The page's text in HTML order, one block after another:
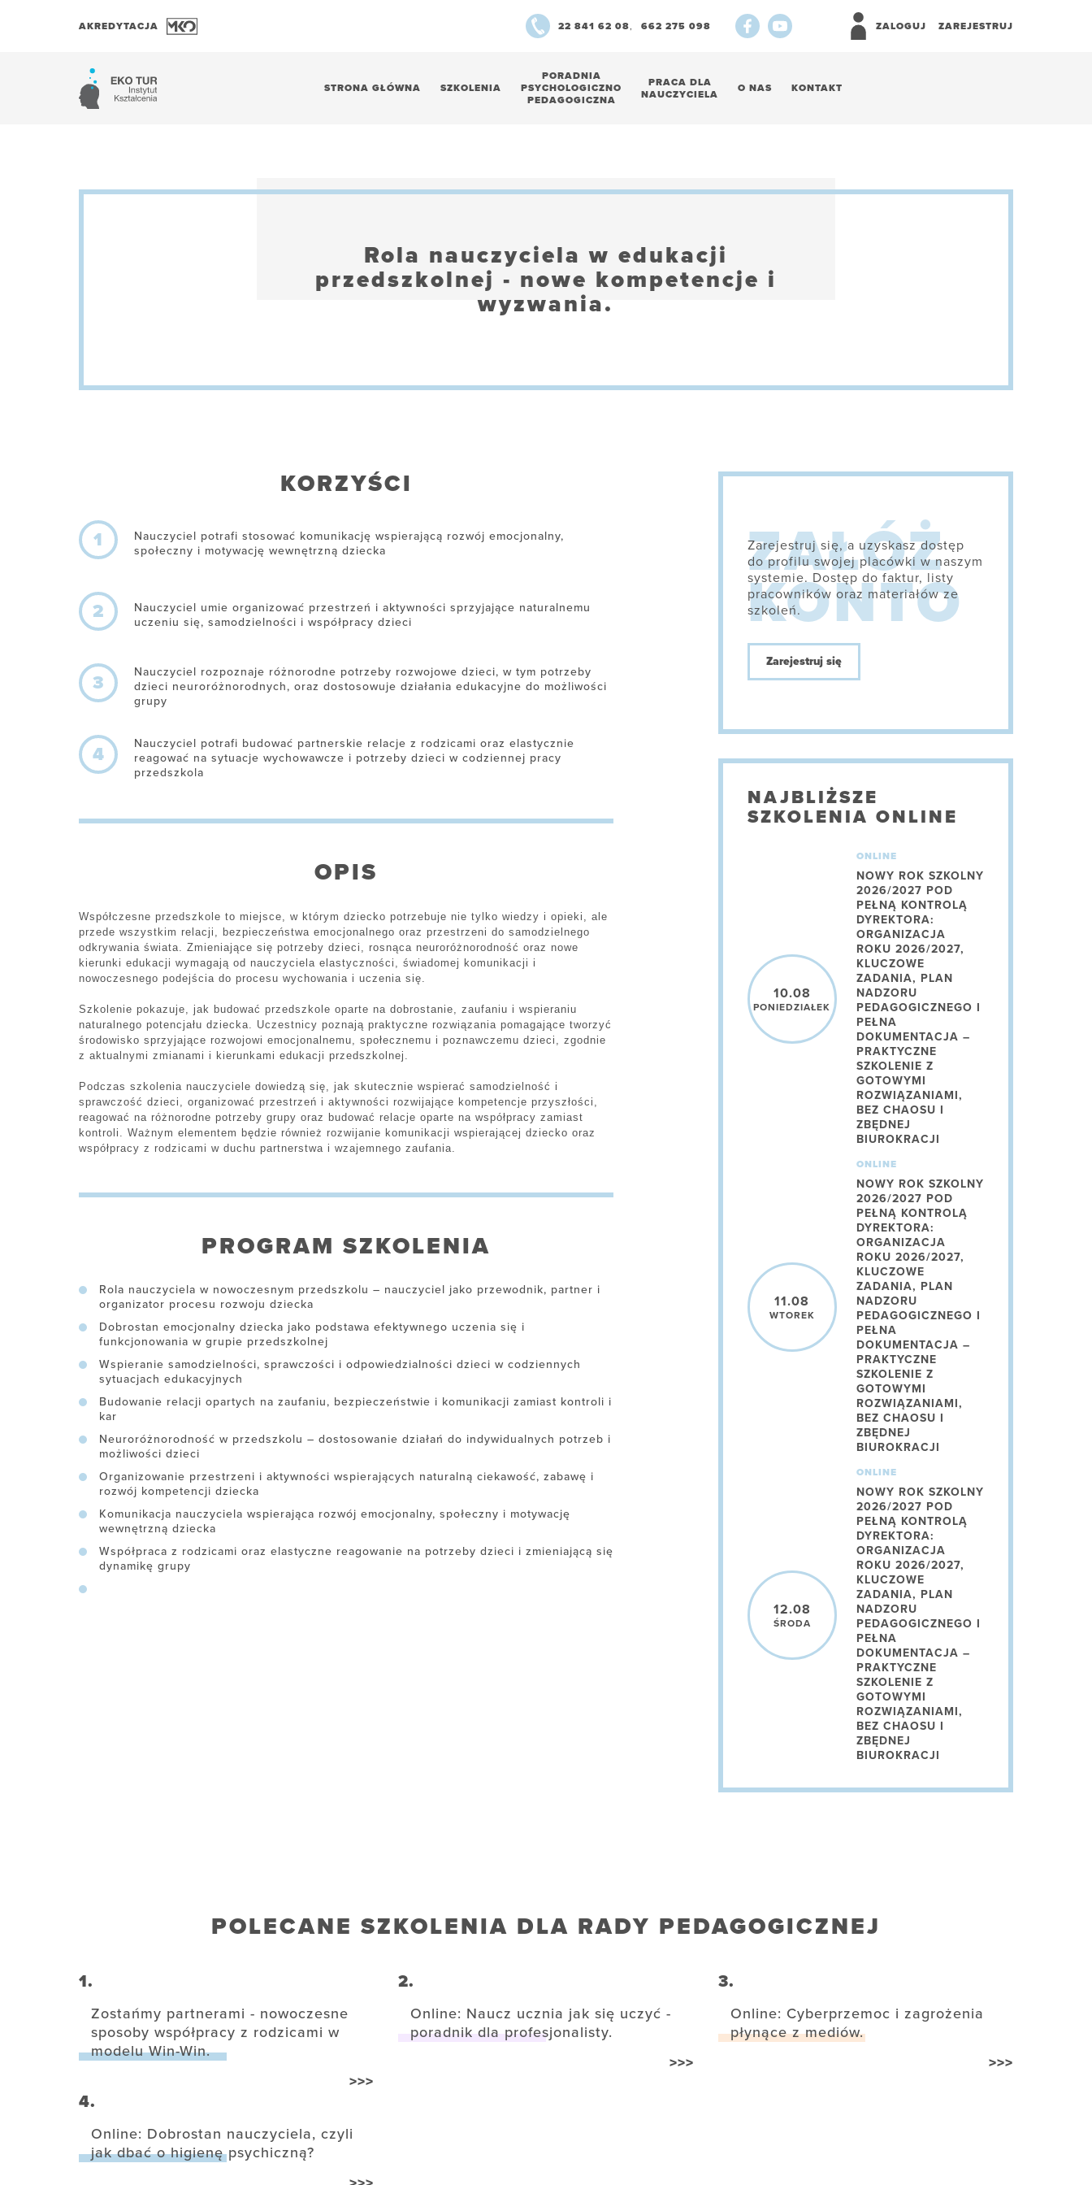
AKREDYTACJA 22 841 62 08 662 275 098 ZALOGUJ ZAREJESTRUJ
STRONA GŁÓWNA SZKOLENIA
PORADNIA
PSYCHOLOGICZNO
PEDAGOGICZNA
PRACA DLA
NAUCZYCIELA
O NAS KONTAKT
Rola nauczyciela w edukacji
przedszkolnej - nowe kompetencje i
wyzwania.
KORZYŚCI
1
Nauczyciel potrafi stosować komunikację wspierającą rozwój emocjonalny,
społeczny i motywację wewnętrzną dziecka
2
Nauczyciel umie organizować przestrzeń i aktywności sprzyjające naturalnemu
uczeniu się, samodzielności i współpracy dzieci
3
Nauczyciel rozpoznaje różnorodne potrzeby rozwojowe dzieci, w tym potrzeby
dzieci neuroróżnorodnych, oraz dostosowuje działania edukacyjne do możliwości
grupy
4
Nauczyciel potrafi budować partnerskie relacje z rodzicami oraz elastycznie
reagować na sytuacje wychowawcze i potrzeby dzieci w codziennej pracy
przedszkola
OPIS
Współczesne przedszkole to miejsce, w którym dziecko potrzebuje nie tylko wiedzy i opieki, ale
przede wszystkim relacji, bezpieczeństwa emocjonalnego oraz przestrzeni do samodzielnego
odkrywania świata. Zmieniające się potrzeby dzieci, rosnąca neuroróżnorodność oraz nowe
kierunki edukacji wymagają od nauczyciela elastyczności, świadomej komunikacji i
nowoczesnego podejścia do procesu wychowania i uczenia się.
Szkolenie pokazuje, jak budować przedszkole oparte na dobrostanie, zaufaniu i wspieraniu
naturalnego potencjału dziecka. Uczestnicy poznają praktyczne rozwiązania pomagające tworzyć
środowisko sprzyjające rozwojowi emocjonalnemu, społecznemu i poznawczemu dzieci, zgodnie
z aktualnymi zmianami i kierunkami edukacji przedszkolnej.
Podczas szkolenia nauczyciele dowiedzą się, jak skutecznie wspierać samodzielność i
sprawczość dzieci, organizować przestrzeń i aktywności rozwijające kompetencje przyszłości,
reagować na różnorodne potrzeby grupy oraz budować relacje oparte na współpracy zamiast
kontroli. Ważnym elementem będzie również rozwijanie komunikacji wspierającej dziecko oraz
współpracy z rodzicami w duchu partnerstwa i wzajemnego zaufania.
PROGRAM SZKOLENIA
Rola nauczyciela w nowoczesnym przedszkolu – nauczyciel jako przewodnik, partner i
organizator procesu rozwoju dziecka
Dobrostan emocjonalny dziecka jako podstawa efektywnego uczenia się i
funkcjonowania w grupie przedszkolnej
Wspieranie samodzielności, sprawczości i odpowiedzialności dzieci w codziennych
sytuacjach edukacyjnych
Budowanie relacji opartych na zaufaniu, bezpieczeństwie i komunikacji zamiast kontroli i
kar
Neuroróżnorodność w przedszkolu – dostosowanie działań do indywidualnych potrzeb i
możliwości dzieci
Organizowanie przestrzeni i aktywności wspierających naturalną ciekawość, zabawę i
rozwój kompetencji dziecka
Komunikacja nauczyciela wspierająca rozwój emocjonalny, społeczny i motywację
wewnętrzną dziecka
Współpraca z rodzicami oraz elastyczne reagowanie na potrzeby dzieci i zmieniającą się
dynamikę grupy
Zarejestruj się, a uzyskasz dostęp
do profilu swojej placówki w naszym
systemie. Dostęp do faktur, listy
pracowników oraz materiałów ze
szkoleń.
Zarejestruj się
NAJBLIŻSZE
SZKOLENIA ONLINE
10.08
PONIEDZIAŁEK
ONLINE
NOWY ROK SZKOLNY
2026/2027 POD
PEŁNĄ KONTROLĄ
DYREKTORA:
ORGANIZACJA
ROKU 2026/2027,
KLUCZOWE
ZADANIA, PLAN
NADZORU
PEDAGOGICZNEGO I
PEŁNA
DOKUMENTACJA –
PRAKTYCZNE
SZKOLENIE Z
GOTOWYMI
ROZWIĄZANIAMI,
BEZ CHAOSU I
ZBĘDNEJ
BIUROKRACJI
11.08
WTOREK
ONLINE
NOWY ROK SZKOLNY
2026/2027 POD
PEŁNĄ KONTROLĄ
DYREKTORA:
ORGANIZACJA
ROKU 2026/2027,
KLUCZOWE
ZADANIA, PLAN
NADZORU
PEDAGOGICZNEGO I
PEŁNA
DOKUMENTACJA –
PRAKTYCZNE
SZKOLENIE Z
GOTOWYMI
ROZWIĄZANIAMI,
BEZ CHAOSU I
ZBĘDNEJ
BIUROKRACJI
12.08
ŚRODA
ONLINE
NOWY ROK SZKOLNY
2026/2027 POD
PEŁNĄ KONTROLĄ
DYREKTORA:
ORGANIZACJA
ROKU 2026/2027,
KLUCZOWE
ZADANIA, PLAN
NADZORU
PEDAGOGICZNEGO I
PEŁNA
DOKUMENTACJA –
PRAKTYCZNE
SZKOLENIE Z
GOTOWYMI
ROZWIĄZANIAMI,
BEZ CHAOSU I
ZBĘDNEJ
BIUROKRACJI
POLECANE SZKOLENIA DLA RADY PEDAGOGICZNEJ
1.
Zostańmy partnerami - nowoczesne
sposoby współpracy z rodzicami w
modelu Win-Win.
>>>
2.
Online: Naucz ucznia jak się uczyć -
poradnik dla profesjonalisty.
>>>
3.
Online: Cyberprzemoc i zagrożenia
płynące z mediów.
>>>
4.
Online: Dobrostan nauczyciela, czyli
jak dbać o higienę psychiczną?